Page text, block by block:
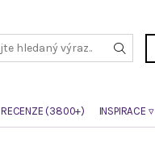
RECENZE (3800+) INSPIRACE ▿